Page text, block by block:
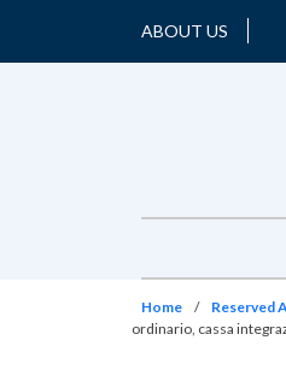
ABOUT US
Home / Reserved
ordinario, cassa